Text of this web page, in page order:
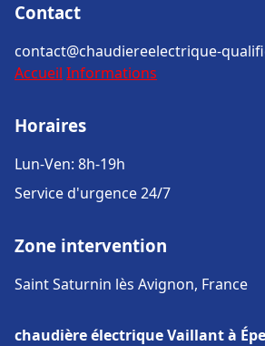
Contact
contact@chaudiereelectrique-
Accueil Informations
Horaires
Lun-Ven: 8h-19h
Service d'urgence 24/7
Zone intervention
Saint Saturnin lès Avignon, France
chaudière électrique Vaillant à